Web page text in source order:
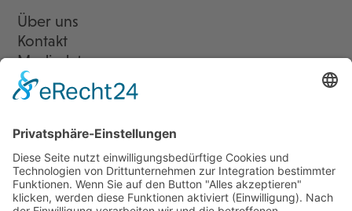
Über uns
Kontakt
Mediadaten
Newsletter
LogIn
Legal
Impressum
Datenschutzerklärung